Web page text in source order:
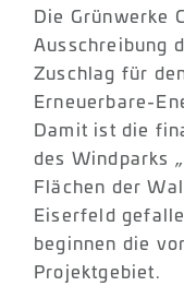
Die Grünwerke
Ausschreibung
Zuschlag für
Erneuerbare-
Damit ist die
des Windparks
Flächen der
Eiserfeld
beginnen die
Projektgebiet.